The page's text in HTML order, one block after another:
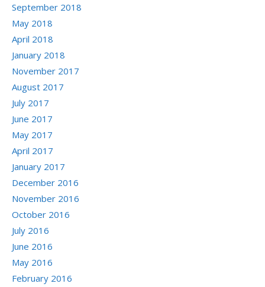
September 2018
May 2018
April 2018
January 2018
November 2017
August 2017
July 2017
June 2017
May 2017
April 2017
January 2017
December 2016
November 2016
October 2016
July 2016
June 2016
May 2016
February 2016